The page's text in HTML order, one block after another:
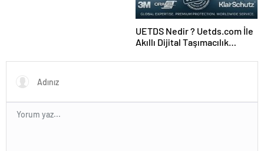
UETDS Nedir ? Uetds.com İle
Akıllı Dijital Taşımacılık